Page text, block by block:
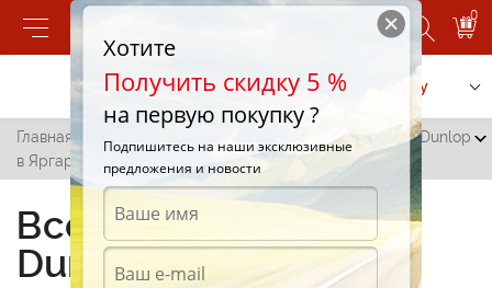
0
Позвонить Заказать услугу
Главная /
Всесезонные шины Dunlop
в Яргаре
Всесезонные шины
Dunlop в Яргаре
Хотите
Получить скидку 5 %
на первую покупку ?
Подпишитесь на наши эксклюзивные
предложения и новости